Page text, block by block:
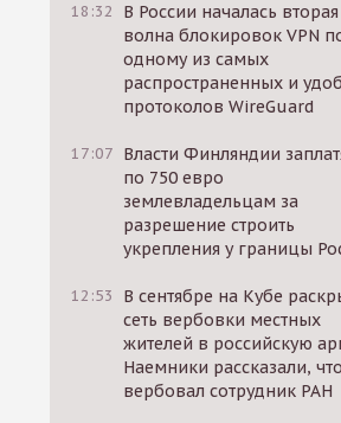
18:32
В России началась вторая
волна блокировок VPN
одному из самых
распространенных и
протоколов WireGuard
17:07 Власти Финляндии
по 750 евро
землевладельцам за
разрешение строить
укрепления у границы
12:53
В сентябре на Кубе
сеть вербовки местных
жителей в российскую
Наемники рассказали,
вербовал сотрудник РАН